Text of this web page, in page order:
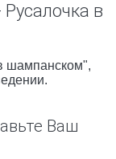
в
шампанском",
Ваш